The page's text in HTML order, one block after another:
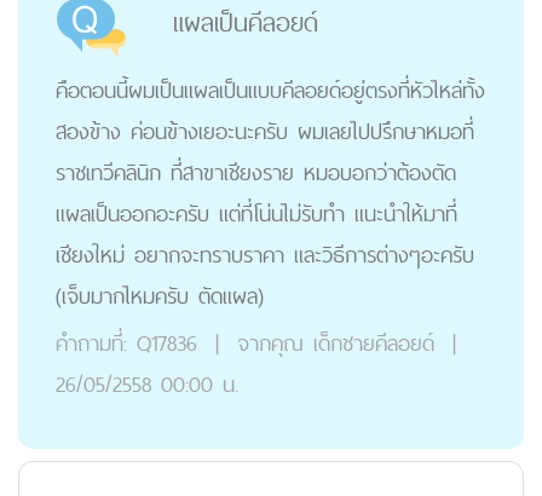
แผลเป็นคีลอยด์
คือตอนนี้ผมเป็นแผลเป็นแบบคีลอยด์อยู่ตรงที่หัวไหล่ทั้ง
สองข้าง ค่อนข้างเยอะนะครับ ผมเลยไปปรึกษาหมอที่
ราชเทวีคลินิก ที่สาขาเชียงราย หมอบอกว่าต้องตัด
แผลเป็นออกอะครับ แต่ที่โน่นไม่รับทำ แนะนำให้มาที่
เชียงใหม่ อยากจะทราบราคา และวิธีการต่างๆอะครับ
(เจ็บมากไหมครับ ตัดแผล)
คำถามที่: Q17836 | จากคุณ เด็กชายคีลอยด์ |
26/05/2558 00:00 น.